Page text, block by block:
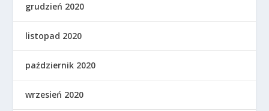
grudzień 2020
listopad 2020
październik 2020
wrzesień 2020